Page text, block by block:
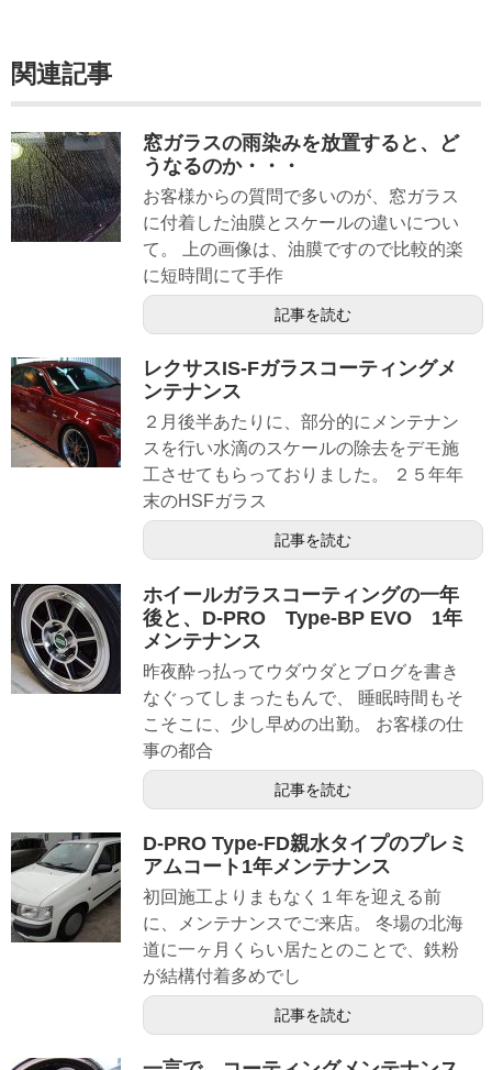
関連記事
窓ガラスの雨染みを放置すると、ど
うなるのか・・・
お客様からの質問で多いのが、窓ガラス
に付着した油膜とスケールの違いについ
て。 上の画像は、油膜ですので比較的楽
に短時間にて手作
記事を読む
レクサスIS-Fガラスコーティングメ
ンテナンス
２月後半あたりに、部分的にメンテナン
スを行い水滴のスケールの除去をデモ施
工させてもらっておりました。 ２５年年
末のHSFガラス
記事を読む
ホイールガラスコーティングの一年
後と、D-PRO Type-BP EVO 1年
メンテナンス
昨夜酔っ払ってウダウダとブログを書き
なぐってしまったもんで、 睡眠時間もそ
こそこに、少し早めの出勤。 お客様の仕
事の都合
記事を読む
D-PRO Type-FD親水タイプのプレミ
アムコート1年メンテナンス
初回施工よりまもなく１年を迎える前
に、メンテナンスでご来店。 冬場の北海
道に一ヶ月くらい居たとのことで、鉄粉
が結構付着多めでし
記事を読む